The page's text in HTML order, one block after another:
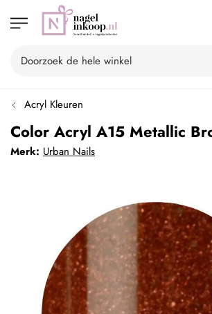
Acryl Kleuren
Color Acryl A15 Metallic
Merk: Urban Nails